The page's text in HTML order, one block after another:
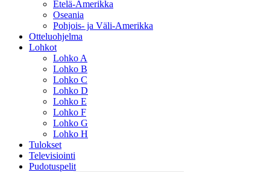
Etelä-Amerikka
Oseania
Pohjois- ja Väli-Amerikka
Otteluohjelma
Lohkot
Lohko A
Lohko B
Lohko C
Lohko D
Lohko E
Lohko F
Lohko G
Lohko H
Tulokset
Televisiointi
Pudotuspelit